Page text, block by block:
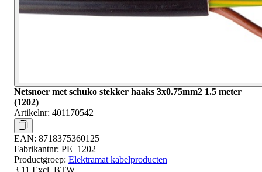
Netsnoer met schuko stekker haaks 3x0.75mm2 1.5 meter
(1202)
Artikelnr: 401170542
EAN: 8718375360125
Fabrikantnr: PE_1202
Productgroep: Elektramat kabelproducten
3,11 Excl. BTW